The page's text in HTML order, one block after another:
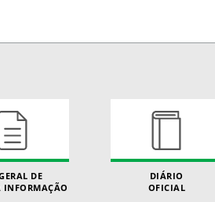
DE
INFORMAÇÃO
DIÁRIO
OFICIAL